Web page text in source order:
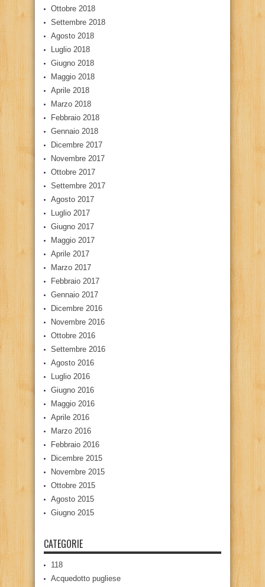
Ottobre 2018
Settembre 2018
Agosto 2018
Luglio 2018
Giugno 2018
Maggio 2018
Aprile 2018
Marzo 2018
Febbraio 2018
Gennaio 2018
Dicembre 2017
Novembre 2017
Ottobre 2017
Settembre 2017
Agosto 2017
Luglio 2017
Giugno 2017
Maggio 2017
Aprile 2017
Marzo 2017
Febbraio 2017
Gennaio 2017
Dicembre 2016
Novembre 2016
Ottobre 2016
Settembre 2016
Agosto 2016
Luglio 2016
Giugno 2016
Maggio 2016
Aprile 2016
Marzo 2016
Febbraio 2016
Dicembre 2015
Novembre 2015
Ottobre 2015
Agosto 2015
Giugno 2015
CATEGORIE
118
Acquedotto pugliese